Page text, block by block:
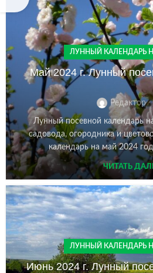
ЛУННЫЙ КАЛЕНДАРЬ
Май 2024 г. Лунный
Редактор
Лунный посевной календарь
садовода, огородника и
календарь на май 2024
ЧИТАТЬ
ЛУННЫЙ КАЛЕНДАРЬ
Июнь 2024 г. Лунный